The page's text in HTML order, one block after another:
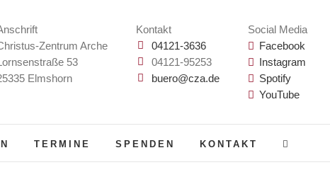
Zentrum Arche
53
Elmshorn
Kontakt
04121-3636
04121-95253
buero@cza.de
Social Media
Facebook
Instagram
Spotify
YouTube
TERMINE SPENDEN KONTAKT